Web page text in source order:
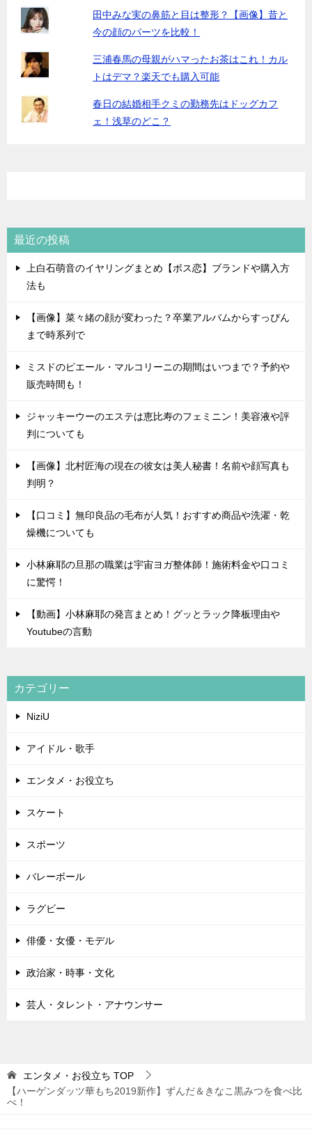
田中みな実の鼻筋と目は整形？【画像】昔と
今の顔のパーツを比較！
三浦春馬の母親がハマったお茶はこれ！カル
トはデマ？楽天でも購入可能
春日の結婚相手クミの勤務先はドッグカフ
ェ！浅草のどこ？
最近の投稿
上白石萌音のイヤリングまとめ【ボス恋】ブランドや購入方
法も
【画像】菜々緒の顔が変わった？卒業アルバムからすっぴん
まで時系列で
ミスドのピエール・マルコリーニの期間はいつまで？予約や
販売時間も！
ジャッキーウーのエステは恵比寿のフェミニン！美容液や評
判についても
【画像】北村匠海の現在の彼女は美人秘書！名前や顔写真も
判明？
【口コミ】無印良品の毛布が人気！おすすめ商品や洗濯・乾
燥機についても
小林麻耶の旦那の職業は宇宙ヨガ整体師！施術料金や口コミ
に驚愕！
【動画】小林麻耶の発言まとめ！グッとラック降板理由や
Youtubeの言動
カテゴリー
NiziU
アイドル・歌手
エンタメ・お役立ち
スケート
スポーツ
バレーボール
ラグビー
俳優・女優・モデル
政治家・時事・文化
芸人・タレント・アナウンサー
エンタメ・お役立ち TOP
【ハーゲンダッツ華もち2019新作】ずんだ＆きなこ黒みつを食べ比
べ！